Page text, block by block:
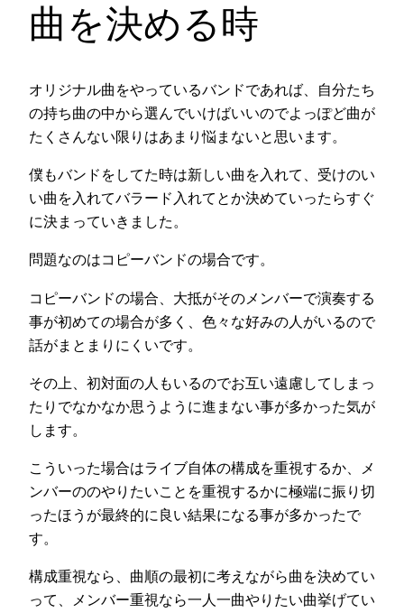
曲を決める時
オリジナル曲をやっているバンドであれば、自分たち
の持ち曲の中から選んでいけばいいのでよっぽど曲が
たくさんない限りはあまり悩まないと思います。
僕もバンドをしてた時は新しい曲を入れて、受けのい
い曲を入れてバラード入れてとか決めていったらすぐ
に決まっていきました。
問題なのはコピーバンドの場合です。
コピーバンドの場合、大抵がそのメンバーで演奏する
事が初めての場合が多く、色々な好みの人がいるので
話がまとまりにくいです。
その上、初対面の人もいるのでお互い遠慮してしまっ
たりでなかなか思うように進まない事が多かった気が
します。
こういった場合はライブ自体の構成を重視するか、メ
ンバーののやりたいことを重視するかに極端に振り切
ったほうが最終的に良い結果になる事が多かったで
す。
構成重視なら、曲順の最初に考えながら曲を決めてい
って、メンバー重視なら一人一曲やりたい曲挙げてい